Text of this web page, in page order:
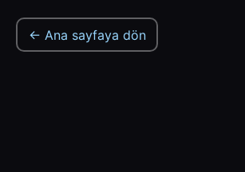
← Ana sayfaya dön